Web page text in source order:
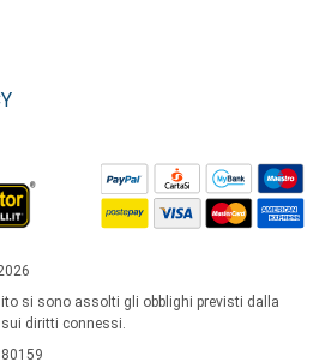
si sono assolti gli obblighi previsti dalla
diritti connessi.